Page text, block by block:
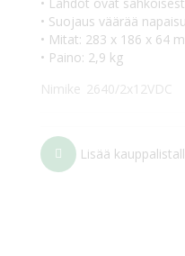
• Suojaus väärää
• Mitat: 283 x 186 x 64
• Paino: 2,9 kg
Nimike 2640/2x12VDC
Lisää